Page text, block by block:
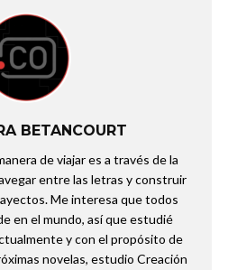
BETANCOURT
de viajar es a través de la
entre las letras y construir
Me interesa que todos
en el mundo, así que estudié
y con el propósito de
novelas, estudio Creación